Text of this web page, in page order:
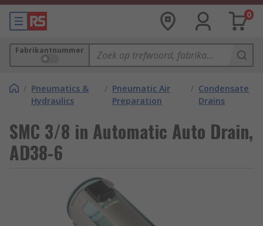
0
Fabrikantnummer
/ Pneumatics &
Hydraulics
/ Pneumatic Air
Preparation
/ Condensate
Drains
SMC 3/8 in Automatic Auto Drain,
AD38-6